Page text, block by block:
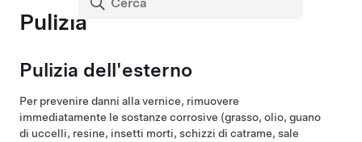
Pulizia
Pulizia dell'esterno
Per prevenire danni allavernice, rimuovere
immediatamente le sostanze corrosive (grasso, olio, guano
di uccelli, resine, insetti morti, schizzi di catrame, sale